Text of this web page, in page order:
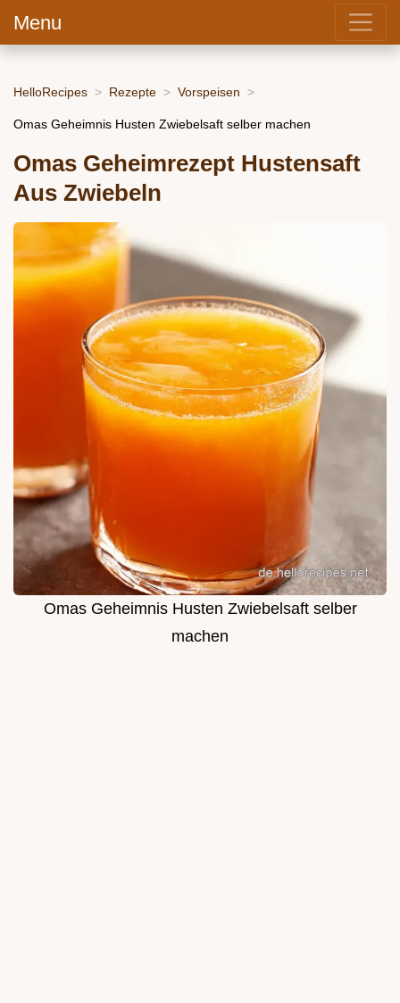
Menu
HelloRecipes Rezepte Vorspeisen
Omas Geheimnis Husten Zwiebelsaft selber machen
Omas Geheimrezept Hustensaft
Aus Zwiebeln
Omas Geheimnis Husten Zwiebelsaft selber
machen